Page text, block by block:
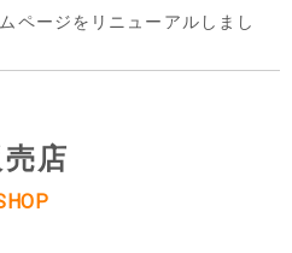
ページをリニューアルしまし
店